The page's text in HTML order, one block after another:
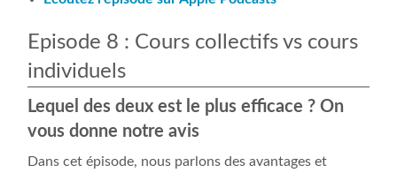
Episode 8 : Cours collectifs vs cours
individuels
Lequel des deux est le plus efficace ? On
vous donne notre avis
Dans cet épisode, nous parlons des avantages et